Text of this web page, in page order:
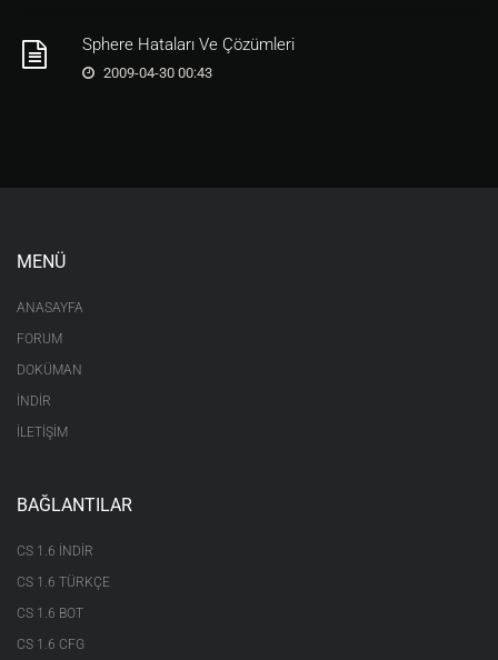
Sphere Hataları Ve Çözümleri
2009-04-30 00:43
MENÜ
ANASAYFA
FORUM
DOKÜMAN
İNDİR
İLETİŞİM
BAĞLANTILAR
CS 1.6 INDIR
CS 1.6 TÜRKÇE
CS 1.6 BOT
CS 1.6 CFG